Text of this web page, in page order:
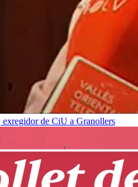
de CiU a Granollers